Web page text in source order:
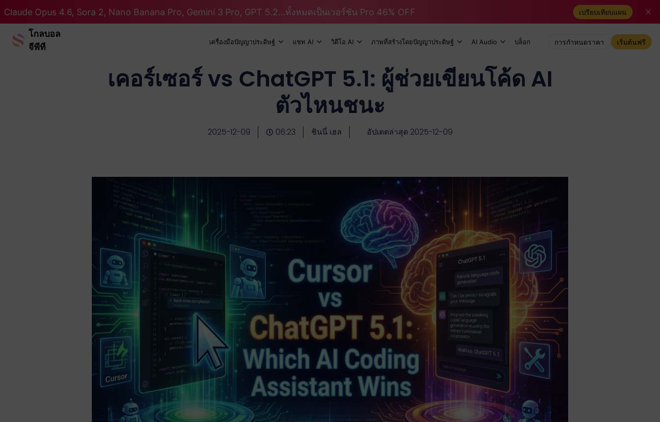
Claude Opus 4.6, Sora 2, Nano Banana Pro, Gemini 3 Pro, GPT 5.2...ทั้งหมดเป็นเวอร์ชัน Pro 46% OFF เปรียบเทียบแผน
โกลบอล
จีพีที
เครื่องมือปัญญาประดิษฐ์ แชท AI วิดีโอ AI ภาพที่สร้างโดยปัญญาประดิษฐ์ AI Audio บล็อก การกำหนดราคา เริ่มต้นฟรี
เคอร์เซอร์ vs ChatGPT 5.1: ผู้ช่วยเขียนโค้ด AI
ตัวไหนชนะ
2025-12-09 06:23 ชินนี่ เฮล อัปเดตล่าสุด 2025-12-09